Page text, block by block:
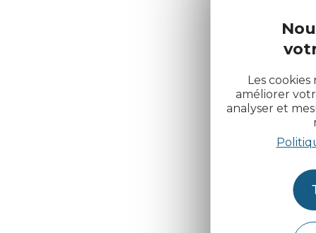
Les
améliorer
analyser et